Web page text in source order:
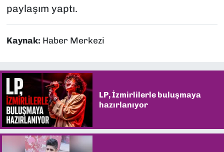
paylaşım yaptı.
Kaynak: Haber Merkezi
LP, İzmirlilerle buluşmaya
hazırlanıyor